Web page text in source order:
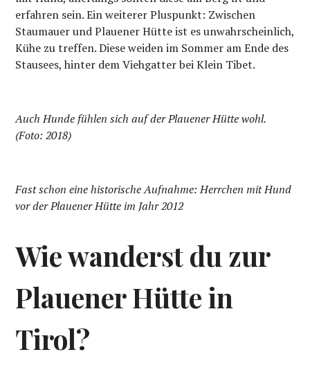
erfahren sein. Ein weiterer Pluspunkt: Zwischen
Staumauer und Plauener Hütte ist es unwahrscheinlich,
Kühe zu treffen. Diese weiden im Sommer am Ende des
Stausees, hinter dem Viehgatter bei Klein Tibet.
Auch Hunde fühlen sich auf der Plauener Hütte wohl.
(Foto: 2018)
Fast schon eine historische Aufnahme: Herrchen mit Hund
vor der Plauener Hütte im Jahr 2012
Wie wanderst du zur
Plauener Hütte in
Tirol?